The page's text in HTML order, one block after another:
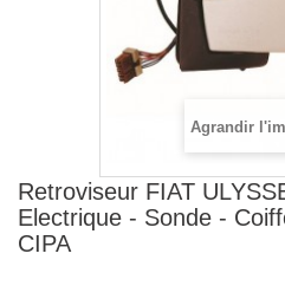
Agrandir
Retroviseur FIAT
Electrique - Sonde -
CIPA